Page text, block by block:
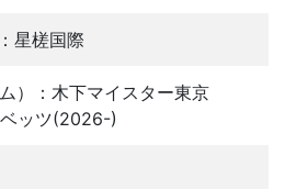
星槎国際
）：木下マイスター東京
ッツ(2026-)